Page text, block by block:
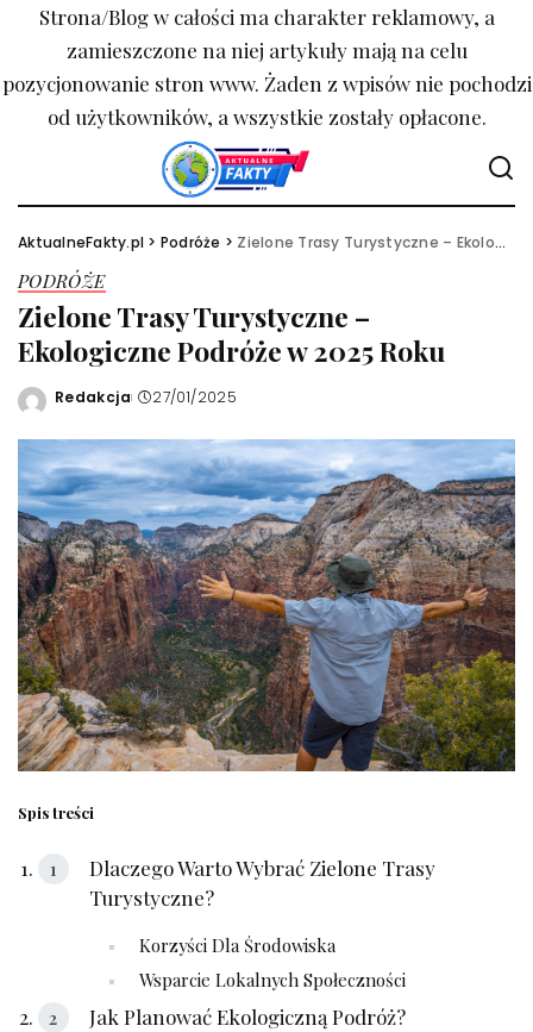
Strona/Blog w całości ma charakter reklamowy, a
zamieszczone na niej artykuły mają na celu
pozycjonowanie stron www. Żaden z wpisów nie pochodzi
od użytkowników, a wszystkie zostały opłacone.
AktualneFakty.pl > Podróże > Zielone Trasy Turystyczne – Ekologiczne Podróże w 2025 Roku
PODRÓŻE
Zielone Trasy Turystyczne –
Ekologiczne Podróże w 2025 Roku
Wysłany
Redakcja 27/01/2025
Spis treści
Dlaczego Warto Wybrać Zielone Trasy
Turystyczne?
Korzyści Dla Środowiska
Wsparcie Lokalnych Społeczności
Jak Planować Ekologiczną Podróż?